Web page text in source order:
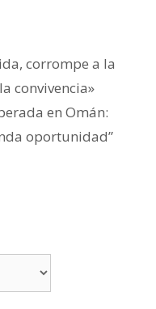
corrompe a la
convivencia»
en Omán:
oportunidad”